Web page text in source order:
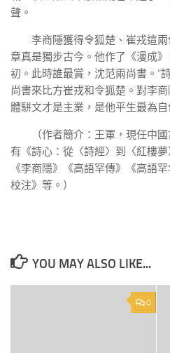
聲。
李商隱獲得令狐楚、崔戎這
章真是獨步古今。他作了《漫成
初。此時誰最賞，沈范兩尚書。”
尚書來比方崔戎和令狐楚。對李
體駢文才是主業，是他平生最為自
（作者簡介：王軍，現任中
有《詩心：從〈詩經〉到〈紅樓夢
《李商隱》《高語罕傳》《高語
校注》等。）
YOU MAY ALSO LIKE...
0